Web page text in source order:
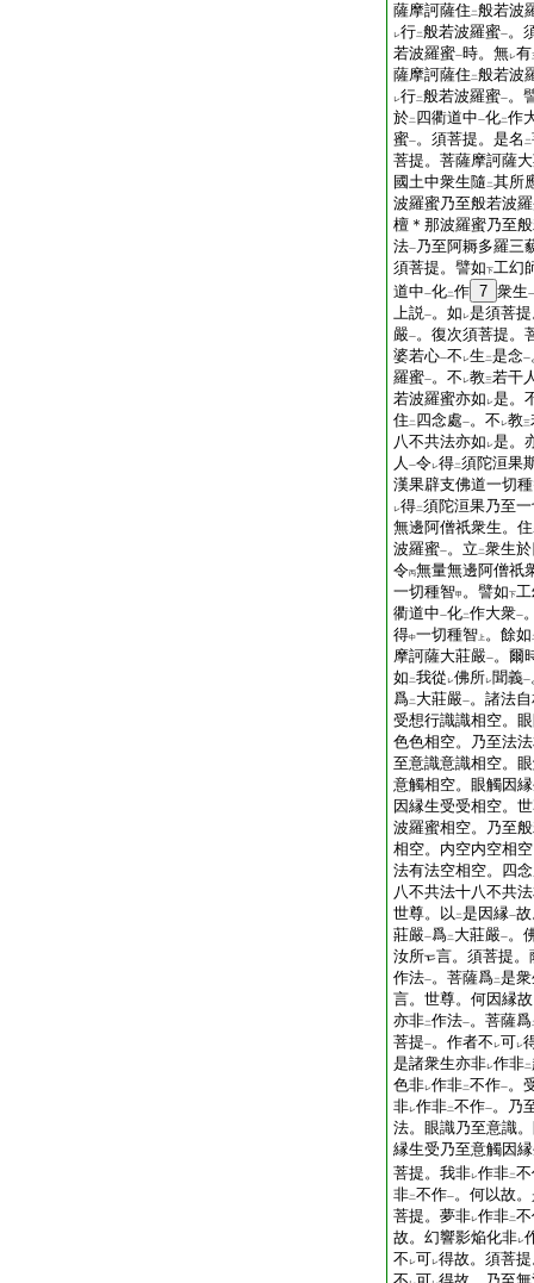
薩摩訶薩住 二般若波
レ行二般若波羅蜜一。
若波羅蜜一時。無レ有
薩摩訶薩住 二般若波
レ行二般若波羅蜜一。
於二 四衢道中一化二作
蜜一。須菩提。是名 二
菩提。菩薩摩訶薩
國土中衆生隨 二其所
波羅蜜乃至般若波
檀＊那波羅蜜乃至
法一 乃至阿耨多羅三
須菩提。譬如下工幻
道中一化二作 7 衆生一
上説一。如 レ是須菩
嚴一。復次須菩提。
婆若心一不 レ生 二是念一
羅蜜一。不 レ教三若干
若波羅蜜亦如 レ是。
住 二 四念處一。不 レ教三
八不共法亦如 レ是。
人 一令レ得二須陀洹果
漢果辟支佛道一切
レ得二須陀洹果乃至
無邊阿僧祇衆生。住
波羅蜜一。立 二衆生
令丙無量無邊阿僧祇
一切種智甲 。譬如下
衢道中一化二作大衆一
得中一切種智 上 。餘如
摩訶薩大莊嚴一。爾
如 二我從 レ佛所レ聞義一
爲二 大莊嚴一。諸法
受想行識識相空。
色色相空。乃至法
至意識意識相空。
意觸相空。眼觸因
因縁生受受相空。
波羅蜜相空。乃至
相空。内空内空相
法有法空相空。四
八不共法十八不共
世尊。以 二是因縁一
莊嚴一爲二 大莊嚴一。
汝所
言。須菩提。
作法一。菩薩爲二是
言。世尊。何因縁
亦非二作法一。菩薩爲
菩提一。作者不 レ可レ
是諸衆生亦非レ作非二
色非レ作非二不作一。
非レ作非二不作一。乃
法。眼識乃至意識
縁生受乃至意觸因
菩提。我非レ作非二
非二不作一。何以故
菩提。夢非レ作非二
故。幻響影焔化非レ
不 レ可レ得故。須菩